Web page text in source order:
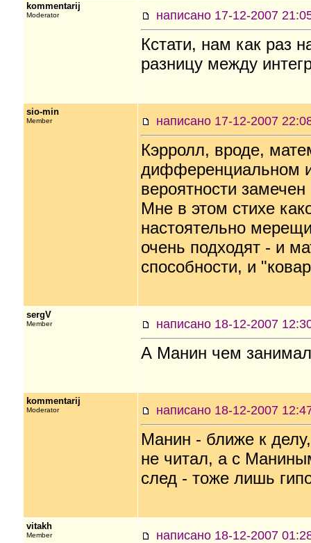
kommentarij
Moderator написано 17-12-2007
Кстати, нам как раз
разницу между
sio-min
Member написано 17-12-2007
Кэрролл, вроде,
дифференциальном и
вероятности
Мне в этом стихе
настоятельно
очень подходят - и
способности, и
sergV
Member написано 18-12-2007
А Манин чем
kommentarij
Moderator написано 18-12-2007
Манин - ближе к
не читал, а с
след - тоже лишь
vitakh
Member написано 18-12-2007